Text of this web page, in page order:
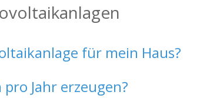
für mein Haus?
Jahr erzeugen?